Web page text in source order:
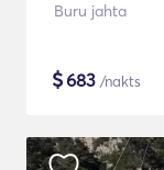
Buru jahta
$683 /nakts